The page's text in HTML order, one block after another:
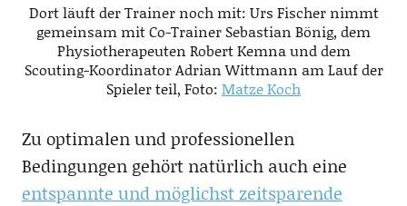
Dort läuft der Trainer noch mit: Urs Fischer nimmt
gemeinsam mit Co-Trainer Sebastian Bönig, dem
Physiotherapeuten Robert Kemna und dem
Scouting-Koordinator Adrian Wittmann am Lauf der
Spieler teil, Foto: Matze Koch
Zu optimalen und professionellen
Bedingungen gehört natürlich auch eine
entspannte und möglichst zeitsparende